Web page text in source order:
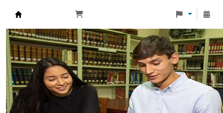
Biblioteca Universidad Monteávila